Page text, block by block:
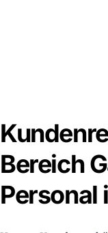
Bereich
Personal